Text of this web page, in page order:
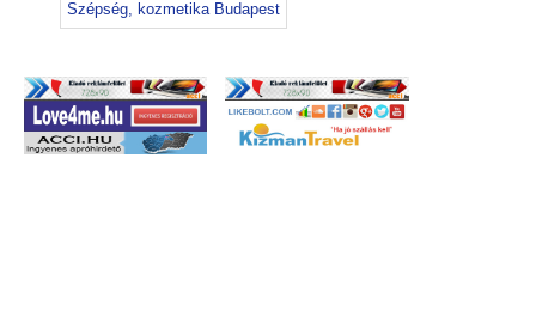
Szépség, kozmetika Budapest